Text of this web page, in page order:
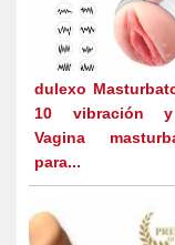
dulexo
10 vibración
Vagina
para...